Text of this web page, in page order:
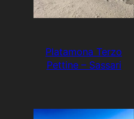
Platamona Terzo
Pettine – Sassari